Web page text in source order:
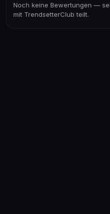
Noch keine Bewertungen —
mit TrendsetterClub teilt.